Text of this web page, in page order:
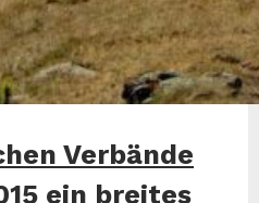
Verbände
ein breites